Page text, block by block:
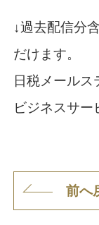
↓過去配信分
だけます。
日税メール
ビジネスサー
前へ